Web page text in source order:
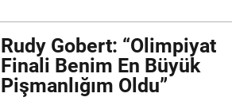
Rudy Gobert: “Olimpiyat
Finali Benim En Büyük
Pişmanlığım Oldu”